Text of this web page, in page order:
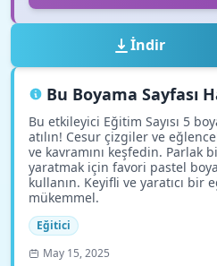
İndir
Bu Boyama Sayfası
Bu etkileyici Eğitim Sayısı 5
atılın! Cesur çizgiler ve
ve kavramını keşfedin. Parlak
yaratmak için favori pastel
kullanın. Keyifli ve yaratıcı
mükemmel.
Eğitici
May 15, 2025